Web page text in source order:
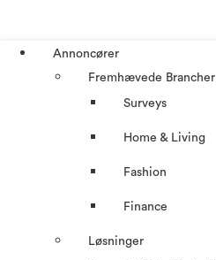
Annoncører
Fremhævede Brancher
Surveys
Home & Living
Fashion
Finance
Løsninger